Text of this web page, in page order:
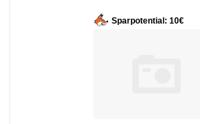
Sparpotential: 10€